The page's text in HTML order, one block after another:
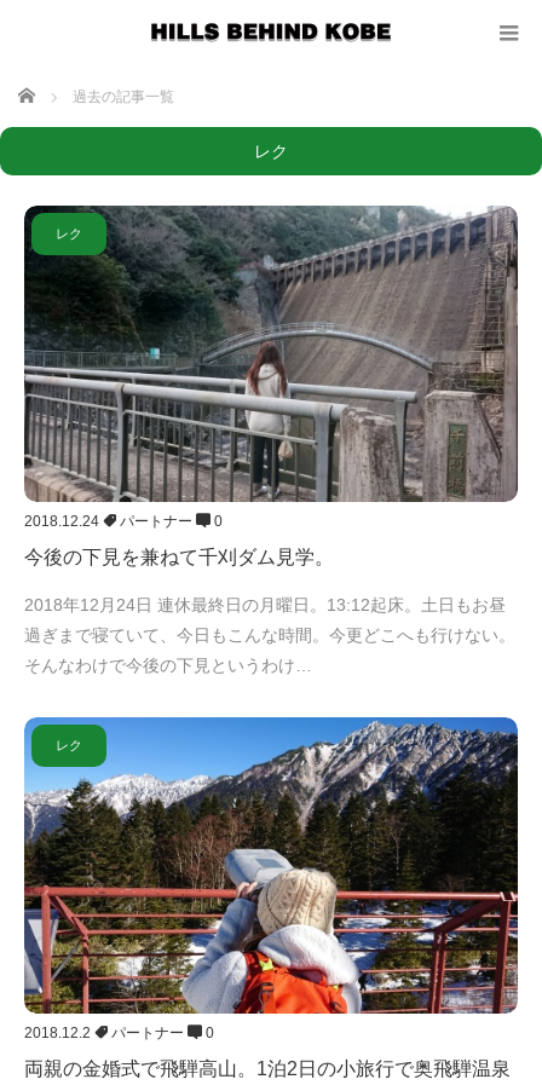
ホーム 過去の記事一覧
レク
レク
2018.12.24 パートナー 0
今後の下見を兼ねて千刈ダム見学。
2018年12月24日 連休最終日の月曜日。13:12起床。土日もお昼
過ぎまで寝ていて、今日もこんな時間。今更どこへも行けない。
そんなわけで今後の下見というわけ…
レク
2018.12.2 パートナー 0
両親の金婚式で飛騨高山。1泊2日の小旅行で奥飛騨温泉